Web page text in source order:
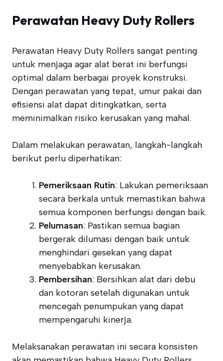
Perawatan Heavy Duty Rollers
Perawatan Heavy Duty Rollers sangat penting
untuk menjaga agar alat berat ini berfungsi
optimal dalam berbagai proyek konstruksi.
Dengan perawatan yang tepat, umur pakai dan
efisiensi alat dapat ditingkatkan, serta
meminimalkan risiko kerusakan yang mahal.
Dalam melakukan perawatan, langkah-langkah
berikut perlu diperhatikan:
Pemeriksaan Rutin: Lakukan pemeriksaan
secara berkala untuk memastikan bahwa
semua komponen berfungsi dengan baik.
Pelumasan: Pastikan semua bagian
bergerak dilumasi dengan baik untuk
menghindari gesekan yang dapat
menyebabkan kerusakan.
Pembersihan: Bersihkan alat dari debu
dan kotoran setelah digunakan untuk
mencegah penumpukan yang dapat
mempengaruhi kinerja.
Melaksanakan perawatan ini secara konsisten